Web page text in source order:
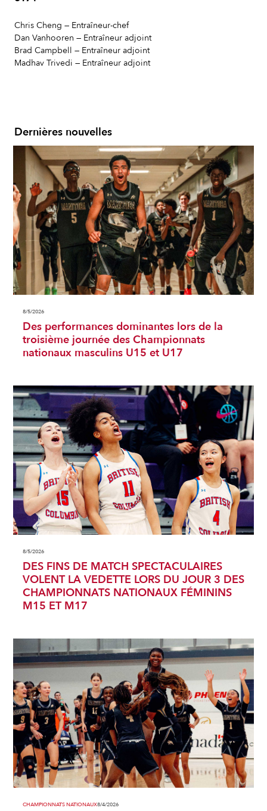
Chris Cheng — Entraîneur-chef
Dan Vanhooren — Entraîneur adjoint
Brad Campbell — Entraîneur adjoint
Madhav Trivedi — Entraîneur adjoint
Dernières nouvelles
8/5/2026
Des performances dominantes lors de la
troisième journée des Championnats
nationaux masculins U15 et U17
8/5/2026
DES FINS DE MATCH SPECTACULAIRES
VOLENT LA VEDETTE LORS DU JOUR 3 DES
CHAMPIONNATS NATIONAUX FÉMININS
M15 ET M17
CHAMPIONNATS NATIONAUX8/4/2026